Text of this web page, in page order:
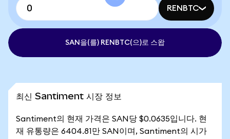
RENBTC
SAN을(를) RENBTC(으)로 스왑
최신 Santiment 시장 정보
Santiment의 현재 가격은 SAN당 $0.0635입니다. 현
재 유통량은 6404.81만 SAN이며, Santiment의 시가